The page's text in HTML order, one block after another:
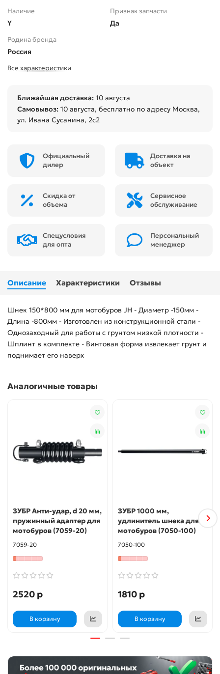
Наличие
Y
Признак запчасти
Да
Родина бренда
Россия
Все характеристики
Ближайшая доставка: 10 августа
Самовывоз: 10 августа, бесплатно по адресу Москва,
ул. Ивана Сусанина, 2с2
Официальный
дилер
Доставка на
объект
Скидка от
объема
Сервисное
обслуживание
Спецусловия
для опта
Персональный
менеджер
Описание Характеристики Отзывы
Шнек 150*800 мм для мотобуров JH - Диаметр -150мм -
Длина -800мм - Изготовлен из конструкционной стали -
Однозаходный для работы с грунтом низкой плотности -
Шплинт в комплекте - Винтовая форма извлекает грунт и
поднимает его наверх
Аналогичные товары
ЗУБР Анти-удар, d 20 мм,
пружинный адаптер для
мотобуров (7059-20)
7059-20
2520 р
В корзину
ЗУБР 1000 мм,
удлинитель шнека для
мотобуров (7050-100)
7050-100
1810 р
В корзину